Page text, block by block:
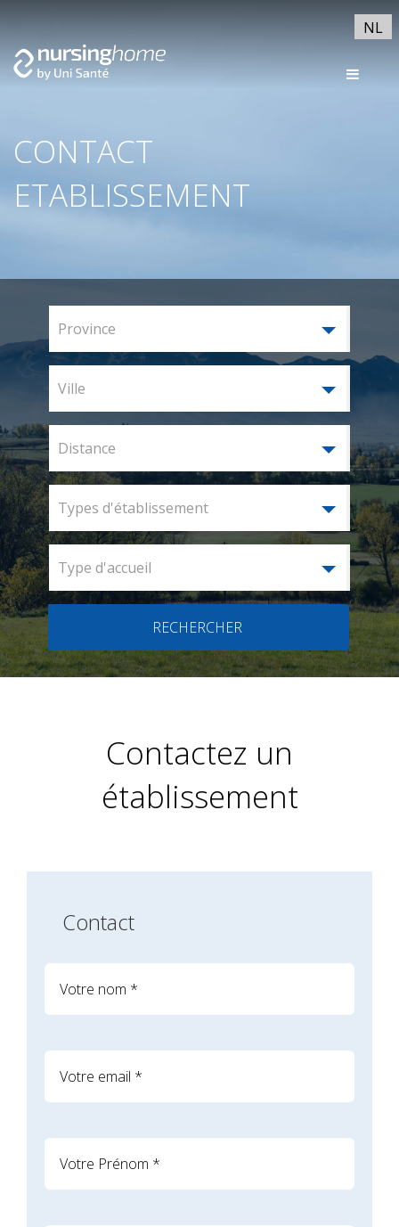
NL
CONTACT
ETABLISSEMENT
Province
Ville
Distance
Types d'établissement
Type d'accueil
RECHERCHER
Contactez un
établissement
Contact